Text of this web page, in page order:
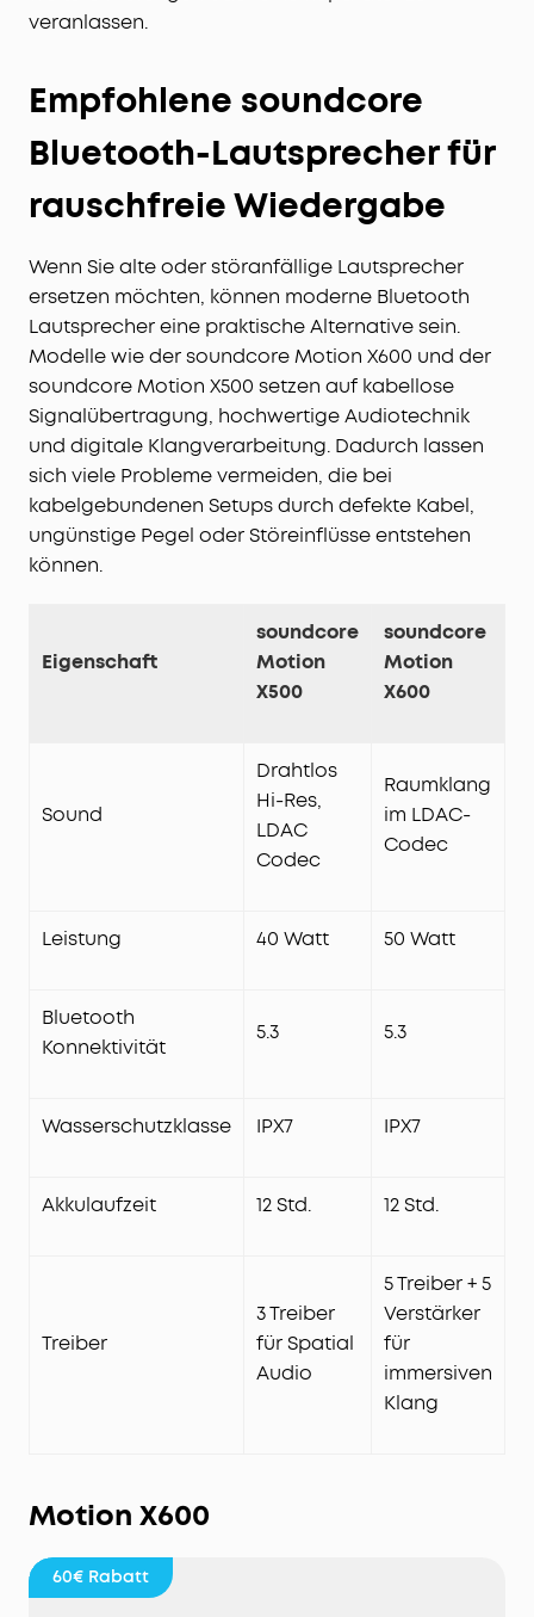
veranlassen.
Empfohlene soundcore
Bluetooth-Lautsprecher für
rauschfreie Wiedergabe
Wenn Sie alte oder störanfällige Lautsprecher
ersetzen möchten, können moderne Bluetooth
Lautsprecher eine praktische Alternative sein.
Modelle wie der soundcore Motion X600 und der
soundcore Motion X500 setzen auf kabellose
Signalübertragung, hochwertige Audiotechnik
und digitale Klangverarbeitung. Dadurch lassen
sich viele Probleme vermeiden, die bei
kabelgebundenen Setups durch defekte Kabel,
ungünstige Pegel oder Störeinflüsse entstehen
können.
Eigenschaft
soundcore
Motion
X500
soundcore
Motion
X600
Sound
Drahtlos
Hi-Res,
LDAC
Codec
Raumklang
im LDAC-
Codec
Leistung 40 Watt 50 Watt
Bluetooth
Konnektivität
5.3 5.3
Wasserschutzklasse IPX7 IPX7
Akkulaufzeit 12 Std. 12 Std.
Treiber
3 Treiber
für Spatial
Audio
5 Treiber + 5
Verstärker
für
immersiven
Klang
Motion X600
60€ Rabatt